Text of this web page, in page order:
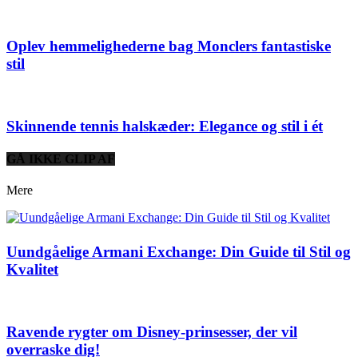
Oplev hemmelighederne bag Monclers fantastiske
stil
Skinnende tennis halskæder: Elegance og stil i ét
GÅ IKKE GLIP AF
Mere
Uundgåelige Armani Exchange: Din Guide til Stil og
Kvalitet
Ravende rygter om Disney-prinsesser, der vil
overraske dig!